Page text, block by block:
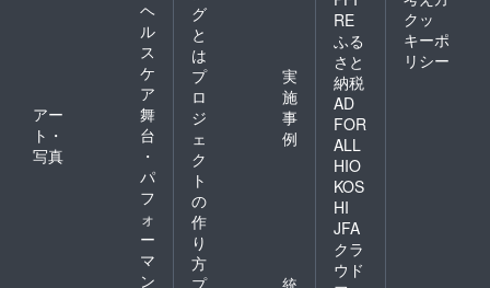
ヘ
ル
ス
ケ
ア
アー
ト・
写真
舞
台
・
パ
フ
ォ
ー
マ
ン
グ
と
は
プ
ロ
ジ
ェ
ク
ト
の
作
り
方
実
施
事
例
プ 統
RE
ふる
さと
納税
AD
FOR
ALL
HIO
KOS
HI
JFA
クラ
ウド
クッ
キーポ
リシー